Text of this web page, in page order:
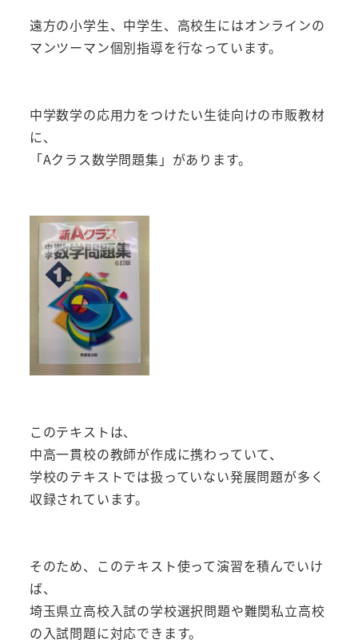
遠方の小学生、中学生、高校生にはオンラインの
マンツーマン個別指導を行なっています。
中学数学の応用力をつけたい生徒向けの市販教材
に、
「Aクラス数学問題集」があります。
このテキストは、
中高一貫校の教師が作成に携わっていて、
学校のテキストでは扱っていない発展問題が多く
収録されています。
そのため、このテキスト使って演習を積んでいけ
ば、
埼玉県立高校入試の学校選択問題や難関私立高校
の入試問題に対応できます。